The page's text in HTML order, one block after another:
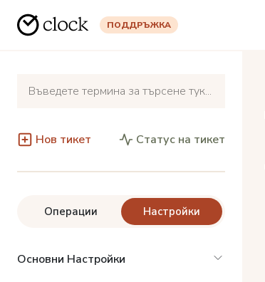
ПОДДРЪЖКА
Нов тикет Статус на тикет
Операции Настройки
Основни Настройки